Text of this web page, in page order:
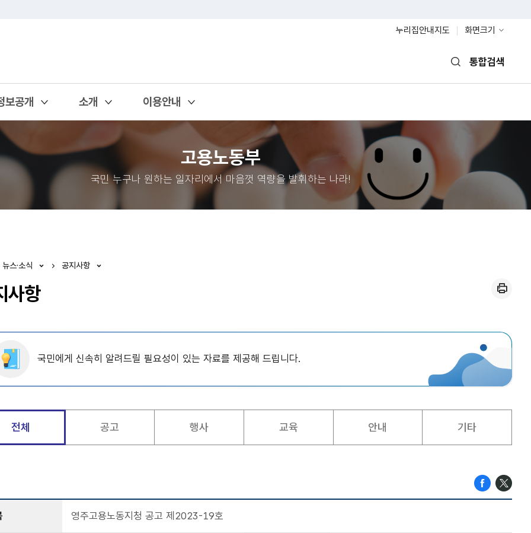
누리집안내지도 화면크기
통합검색
보공개
기
소개
열기
이용안내
열기
고용노동부
국민 누구나 원하는 일자리에서 마음껏 역량을 발휘하는 나라!
사항
뉴스·소식 공지사항
국민에게 신속히 알려드릴 필요성이 있는 자료를 제공해 드립니다.
전체 공고 행사 교육 안내 기타
영주고용노동지청 공고 제2023-19호